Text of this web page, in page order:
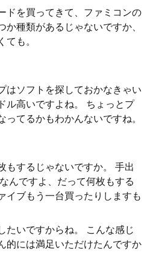
ドを買ってきて、ファミコンの
種類があるじゃないですか、
も。
はソフトを探しておかなきゃい
ル高いですよね。 ちょっとプ
ってるかもわかんないですね。
もするじゃないですか。 手出
んですよ、だって何枚もする
イブもう一台買ったりしますも
たいですからね。 こんな感じ
的には満足いただけたんですか